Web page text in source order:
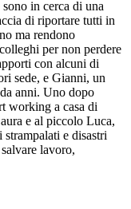
in cerca di una
di riportare tutti in
ma rendono
per non perdere
con alcuni di
sede, e Gianni, un
anni. Uno dopo
working a casa di
e al piccolo Luca,
e disastri
lavoro,